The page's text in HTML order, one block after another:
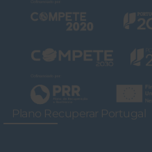
Plano Recuperar Portugal